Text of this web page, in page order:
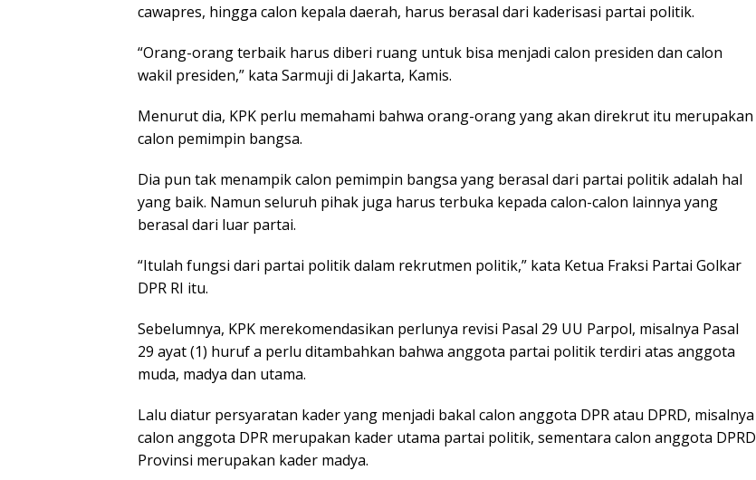
cawapres, hingga calon kepala daerah, harus berasal dari kaderisasi partai politik.
“Orang-orang terbaik harus diberi ruang untuk bisa menjadi calon presiden dan calon
wakil presiden,” kata Sarmuji di Jakarta, Kamis.
Menurut dia, KPK perlu memahami bahwa orang-orang yang akan direkrut itu merupakan
calon pemimpin bangsa.
Dia pun tak menampik calon pemimpin bangsa yang berasal dari partai politik adalah hal
yang baik. Namun seluruh pihak juga harus terbuka kepada calon-calon lainnya yang
berasal dari luar partai.
“Itulah fungsi dari partai politik dalam rekrutmen politik,” kata Ketua Fraksi Partai Golkar
DPR RI itu.
Sebelumnya, KPK merekomendasikan perlunya revisi Pasal 29 UU Parpol, misalnya Pasal
29 ayat (1) huruf a perlu ditambahkan bahwa anggota partai politik terdiri atas anggota
muda, madya dan utama.
Lalu diatur persyaratan kader yang menjadi bakal calon anggota DPR atau DPRD, misalnya
calon anggota DPR merupakan kader utama partai politik, sementara calon anggota DPRD
Provinsi merupakan kader madya.